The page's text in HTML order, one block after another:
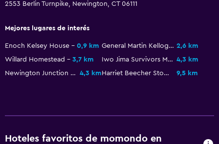
Piscina climatizada
Estacionamiento y transporte
Habitación
2553 Berlin Turnpike, Newington, CT 06111
Mejores lugares de interés
Enoch Kelsey House 0,9 km General Martin Kellogg House 2,6 km
Willard Homestead
3,7 km Iwo Jima Survivors Memorial Park 4,3 km
Newington Junction Railroad Depot
4,3 km Harriet Beecher Stowe House 9,5 km
Hoteles favoritos de momondo en